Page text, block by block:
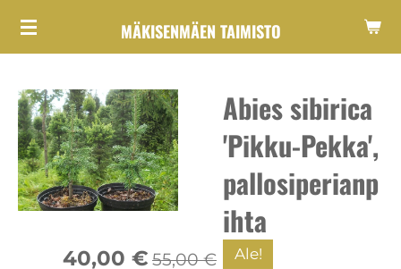
Siirry
MÄKISENMÄEN TAIMISTO
Abies sibirica
'Pikku-Pekka',
pallosiperianp
ihta
Ale!
40,00 € 55,00 €